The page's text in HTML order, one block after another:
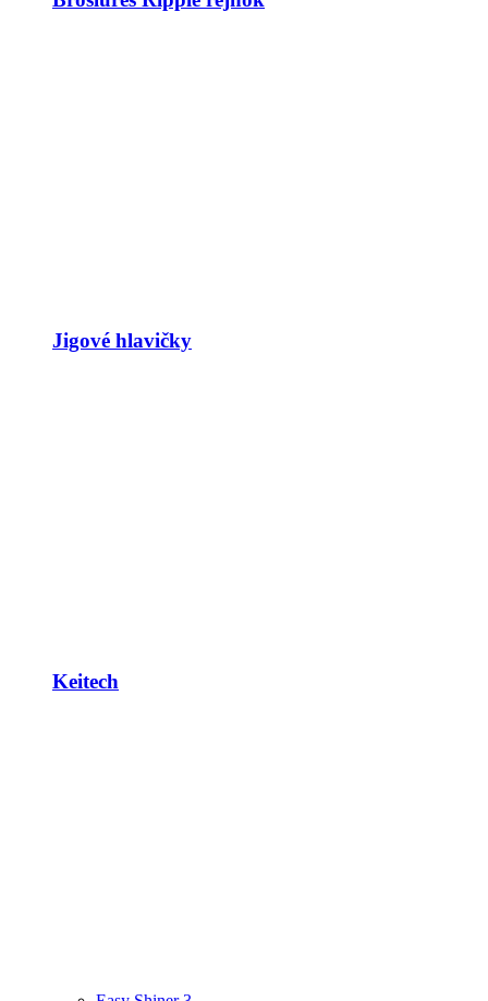
Jigové hlavičky
Keitech